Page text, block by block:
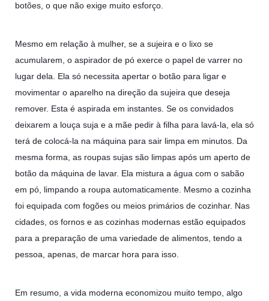
botões, o que não exige muito esforço.
Mesmo em relação à mulher, se a sujeira e o lixo se
acumularem, o aspirador de pó exerce o papel de varrer no
lugar dela. Ela só necessita apertar o botão para ligar e
movimentar o aparelho na direção da sujeira que deseja
remover. Esta é aspirada em instantes. Se os convidados
deixarem a louça suja e a mãe pedir à filha para lavá-la, ela só
terá de colocá-la na máquina para sair limpa em minutos. Da
mesma forma, as roupas sujas são limpas após um aperto de
botão da máquina de lavar. Ela mistura a água com o sabão
em pó, limpando a roupa automaticamente. Mesmo a cozinha
foi equipada com fogões ou meios primários de cozinhar. Nas
cidades, os fornos e as cozinhas modernas estão equipados
para a preparação de uma variedade de alimentos, tendo a
pessoa, apenas, de marcar hora para isso.
Em resumo, a vida moderna economizou muito tempo, algo